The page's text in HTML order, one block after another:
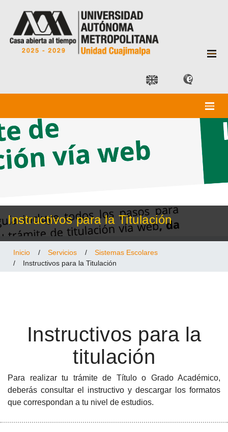
Instructivos para la Titulación
Inicio / Servicios /
Sistemas Escolares
/
Instructivos para la Titulación
Instructivos para la
titulación
Para realizar tu trámite de Título o Grado Académico,
deberás consultar el instructivo y descargar los formatos
que correspondan a tu nivel de estudios.